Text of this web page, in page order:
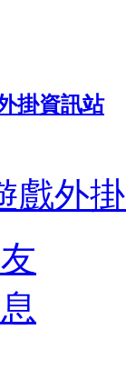
戲外